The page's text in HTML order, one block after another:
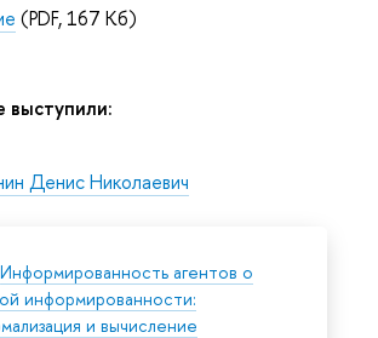
(PDF, 167 Кб)
выступили:
Денис Николаевич
Информированность агентов о
информированности:
и вычисление